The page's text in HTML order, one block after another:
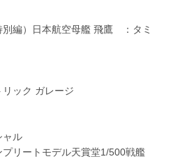
別編）日本航空母艦 飛鷹 ：タミ
ック ガレージ
ャル
リートモデル天賞堂1/500戦艦